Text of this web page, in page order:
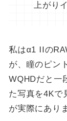
上がり
私はα1 IIの
が、瞳のピン
WQHDだと一
た写真を4Kで
が実際にあり